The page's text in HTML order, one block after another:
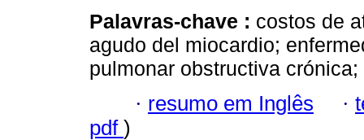
Palavras-chave : costos de
agudo del miocardio;
pulmonar obstructiva
· resumo em Inglês ·
pdf )